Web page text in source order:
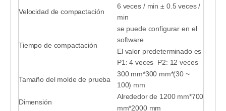
Velocidad de compactación
6 veces / min ± 0.5 veces /
min
Tiempo de compactación
se puede configurar en el
software
El valor predeterminado es
P1: 4 veces P2: 12 veces
Tamaño del molde de prueba
300 mm*300 mm*(30 ~
100) mm
Dimensión
Alrededor de 1200 mm*700
mm*2000 mm